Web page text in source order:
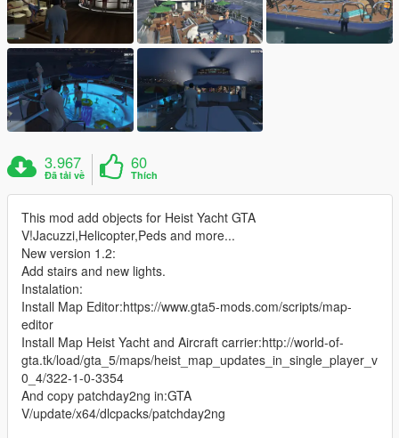
3.967
Đã tải về
60
Thích
This mod add objects for Heist Yacht GTA
V!Jacuzzi,Helicopter,Peds and more...
New version 1.2:
Add stairs and new lights.
Instalation:
Install Map Editor:https://www.gta5-mods.com/scripts/map-
editor
Install Map Heist Yacht and Aircraft carrier:http://world-of-
gta.tk/load/gta_5/maps/heist_map_updates_in_single_player_v
0_4/322-1-0-3354
And copy patchday2ng in:GTA
V/update/x64/dlcpacks/patchday2ng